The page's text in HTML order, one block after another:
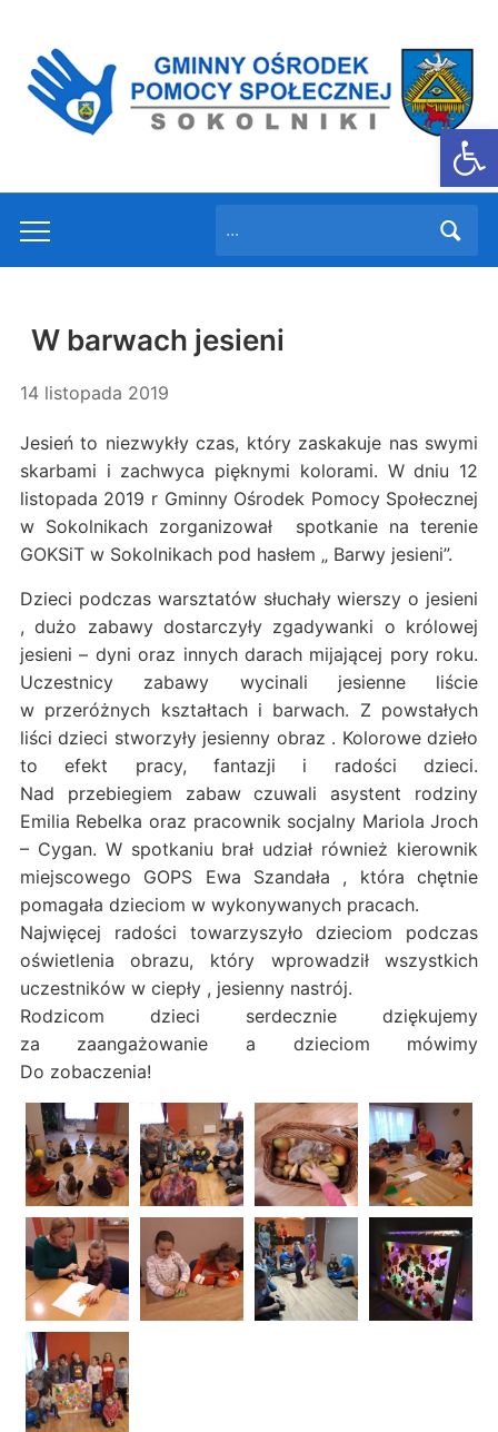
Toggle
mobile
for:
W barwach jesieni
14 listopada 2019
Jesień to niezwykły czas, który zaskakuje nas swymi
skarbami i zachwyca pięknymi kolorami. W dniu 12
listopada 2019 r Gminny Ośrodek Pomocy Społecznej
w Sokolnikach zorganizował spotkanie na terenie
GOKSiT w Sokolnikach pod hasłem „ Barwy jesieni”.
Dzieci podczas warsztatów słuchały wierszy o jesieni
, dużo zabawy dostarczyły zgadywanki o królowej
jesieni – dyni oraz innych darach mijającej pory roku.
Uczestnicy zabawy wycinali jesienne liście
w przeróżnych kształtach i barwach. Z powstałych
liści dzieci stworzyły jesienny obraz . Kolorowe dzieło
to efekt pracy, fantazji i radości dzieci.
Nad przebiegiem zabaw czuwali asystent rodziny
Emilia Rebelka oraz pracownik socjalny Mariola Jroch
– Cygan. W spotkaniu brał udział również kierownik
miejscowego GOPS Ewa Szandała , która chętnie
pomagała dzieciom w wykonywanych pracach.
Najwięcej radości towarzyszyło dzieciom podczas
oświetlenia obrazu, który wprowadził wszystkich
uczestników w ciepły , jesienny nastrój.
Rodzicom dzieci serdecznie dziękujemy
za zaangażowanie a dzieciom mówimy
Do zobaczenia!